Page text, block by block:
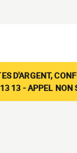
D'ARGENT,
13 - APPEL NON